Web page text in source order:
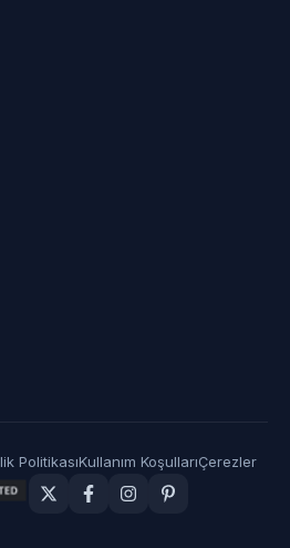
PolitikasıKullanım KoşullarıÇerezler